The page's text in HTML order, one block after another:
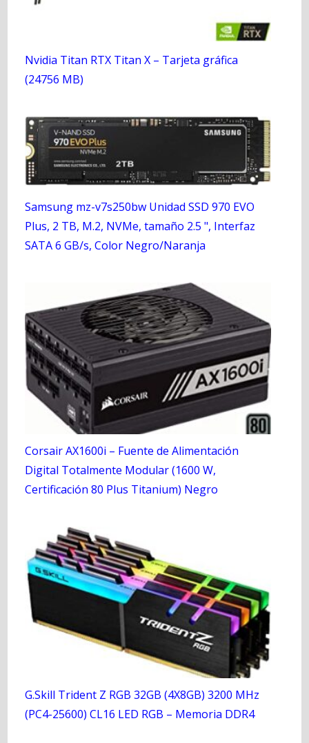
Nvidia Titan RTX Titan X – Tarjeta gráfica
(24756 MB)
Samsung mz-v7s250bw Unidad SSD 970 EVO
Plus, 2 TB, M.2, NVMe, tamaño 2.5 ", Interfaz
SATA 6 GB/s, Color Negro/Naranja
Corsair AX1600i – Fuente de Alimentación
Digital Totalmente Modular (1600 W,
Certificación 80 Plus Titanium) Negro
G.Skill Trident Z RGB 32GB (4X8GB) 3200 MHz
(PC4-25600) CL16 LED RGB – Memoria DDR4